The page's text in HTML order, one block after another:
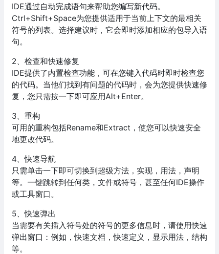
IDE通过自动完成语句来帮助您编写新代码。
Ctrl+Shift+Space为您提供适用于当前上下文的最相关
符号的列表。选择建议时，它会即时添加相应的包导入语
句。
2、检查和快速修复
IDE提供了内置检查功能，可在您键入代码时即时检查您
的代码。当他们找到有问题的代码时，会为您提供快速修
复，您只需按一下即可应用Alt+Enter。
3、重构
可用的重构包括Rename和Extract，使您可以快速安全
地更改代码。
4、快速导航
只需单击一下即可切换到超级方法，实现，用法，声明
等。一键跳转到任何类，文件或符号，甚至任何IDE操作
或工具窗口。
5、快速弹出
当需要有关插入符号处的符号的更多信息时，请使用快速
弹出窗口：例如，快速文档，快速定义，显示用法，结构
等。